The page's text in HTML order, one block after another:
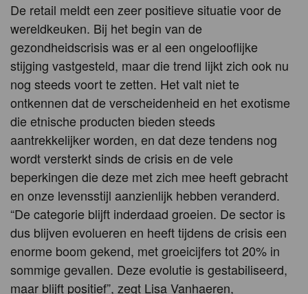
De retail meldt een zeer positieve situatie voor de
wereldkeuken. Bij het begin van de
gezondheidscrisis was er al een ongelooflijke
stijging vastgesteld, maar die trend lijkt zich ook nu
nog steeds voort te zetten. Het valt niet te
ontkennen dat de verscheidenheid en het exotisme
die etnische producten bieden steeds
aantrekkelijker worden, en dat deze tendens nog
wordt versterkt sinds de crisis en de vele
beperkingen die deze met zich mee heeft gebracht
en onze levensstijl aanzienlijk hebben veranderd.
“De categorie blijft inderdaad groeien. De sector is
dus blijven evolueren en heeft tijdens de crisis een
enorme boom gekend, met groeicijfers tot 20% in
sommige gevallen. Deze evolutie is gestabiliseerd,
maar blijft positief”, zegt Lisa Vanhaeren,